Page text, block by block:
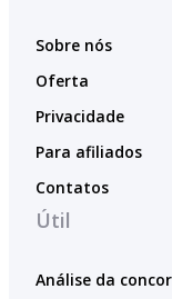
Sobre nós
Oferta
Privacidade
Para afiliados
Contatos
Útil
Análise da